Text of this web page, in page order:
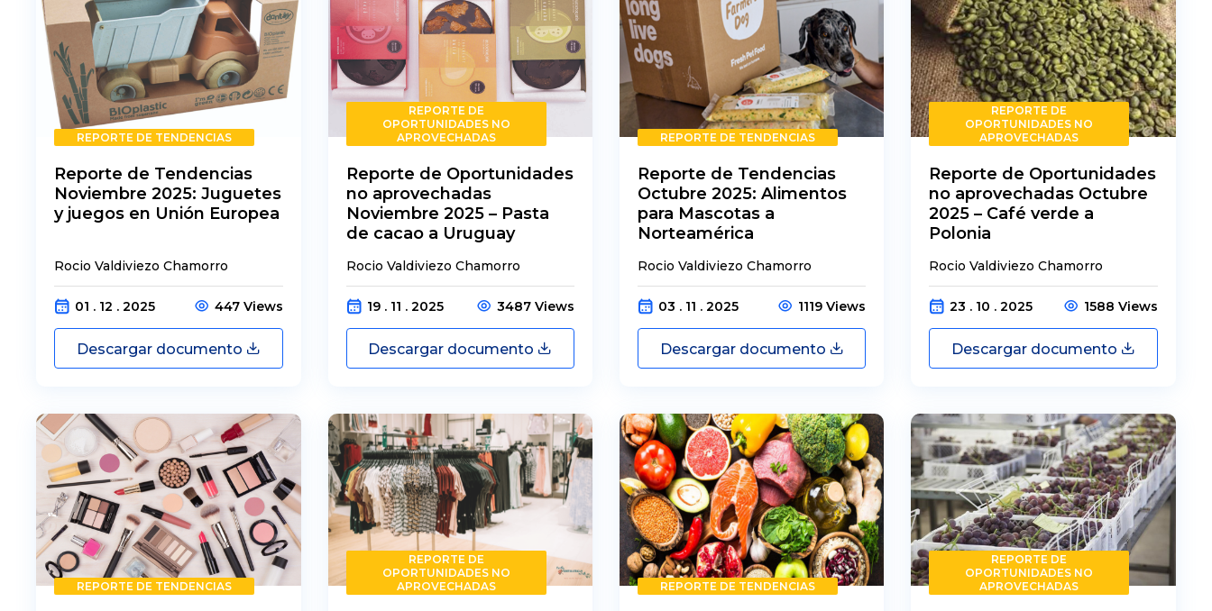
REPORTE DE TENDENCIAS
Reporte de Tendencias
Noviembre 2025: Juguetes
y juegos en Unión Europea
Rocio Valdiviezo Chamorro
01 . 12 . 2025 447 Views
Descargar documento
REPORTE DE
OPORTUNIDADES NO
APROVECHADAS
Reporte de Oportunidades
no aprovechadas
Noviembre 2025 – Pasta
de cacao a Uruguay
Rocio Valdiviezo Chamorro
19 . 11 . 2025 3487 Views
Descargar documento
REPORTE DE TENDENCIAS
Reporte de Tendencias
Octubre 2025: Alimentos
para Mascotas a
Norteamérica
Rocio Valdiviezo Chamorro
03 . 11 . 2025 1119 Views
Descargar documento
REPORTE DE
OPORTUNIDADES NO
APROVECHADAS
Reporte de Oportunidades
no aprovechadas Octubre
2025 – Café verde a
Polonia
Rocio Valdiviezo Chamorro
23 . 10 . 2025 1588 Views
Descargar documento
REPORTE DE TENDENCIAS
REPORTE DE
OPORTUNIDADES NO
APROVECHADAS
REPORTE DE TENDENCIAS
REPORTE DE
OPORTUNIDADES NO
APROVECHADAS